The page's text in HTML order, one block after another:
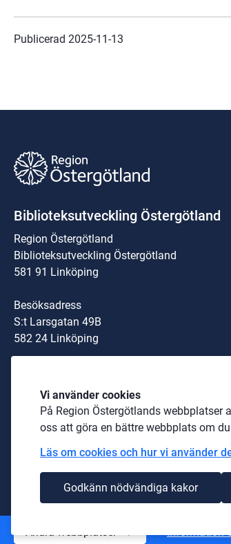
Vi använder cookies
På Region Östergötlands
oss att göra en bättre webbplats om
Läs om cookies och hur vi använder
Godkänn nödvändiga kakor
Publicerad 2025-11-13
Biblioteksutveckling Östergötland
Region Östergötland
Biblioteksutveckling Östergötland
581 91 Linköping
Besöksadress
S:t Larsgatan 49B
582 24 Linköping
232100-0040
Telefon: 010-103 00 00 (växel)
biblioteksutveckling@regionostergotland.se
Andra webbplatser Information